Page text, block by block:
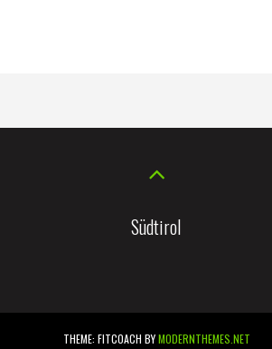
Südtirol
THEME: FITCOACH BYMODERNTHEMES.NET